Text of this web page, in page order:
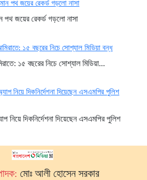
পথ জয়ের রেকর্ড গড়লো নাসা
১৫ বছরের নিচে সোশ্যাল মিডিয়া...
দিকনির্দেশনা দিয়েছেন এসএমপির পুলিশ
মোঃ আলী হোসেন সরকার